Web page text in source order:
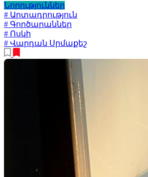
Նորություններ
# Արտադրություն
# Գործարաններ
# Ոսկի
# Վարդան Սրմաքեշ